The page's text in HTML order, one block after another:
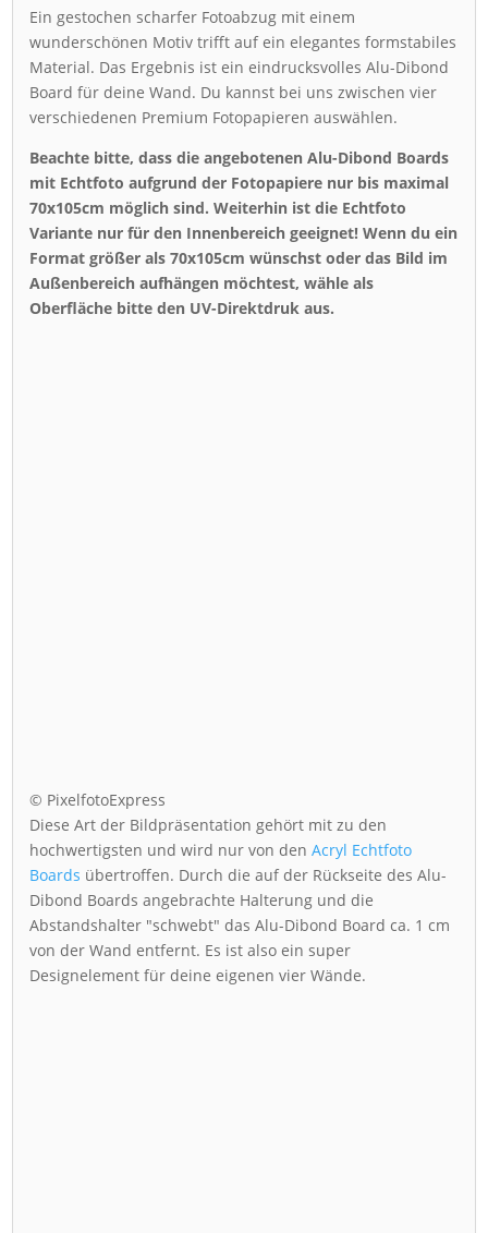
Ein gestochen scharfer Fotoabzug mit einem
wunderschönen Motiv trifft auf ein elegantes formstabiles
Material. Das Ergebnis ist ein eindrucksvolles Alu-Dibond
Board für deine Wand. Du kannst bei uns zwischen vier
verschiedenen Premium Fotopapieren auswählen.
Beachte bitte, dass die angebotenen Alu-Dibond Boards
mit Echtfoto aufgrund der Fotopapiere nur bis maximal
70x105cm möglich sind. Weiterhin ist die Echtfoto
Variante nur für den Innenbereich geeignet! Wenn du ein
Format größer als 70x105cm wünschst oder das Bild im
Außenbereich aufhängen möchtest, wähle als
Oberfläche bitte den UV-Direktdruk aus.
© PixelfotoExpress
Diese Art der Bildpräsentation gehört mit zu den
hochwertigsten und wird nur von denAcryl Echtfoto
Boards übertroffen. Durch die auf der Rückseite des Alu-
Dibond Boards angebrachte Halterung und die
Abstandshalter "schwebt" das Alu-Dibond Board ca. 1 cm
von der Wand entfernt. Es ist also ein super
Designelement für deine eigenen vier Wände.